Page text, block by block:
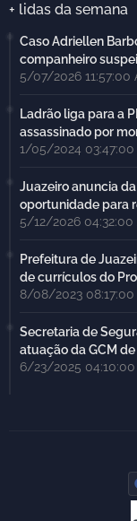
+ lidas da semana
Caso Adriellen
companheiro
5/07/2026 11:57:00
Ladrão liga para a
assassinado por
1/05/2024 03:47:00
Juazeiro anuncia
oportunidade para
5/12/2026 04:32:00
Prefeitura de
de currículos do
8/08/2023 08:17:00
Secretaria de
atuação da GCM
6/23/2025 04:10:00